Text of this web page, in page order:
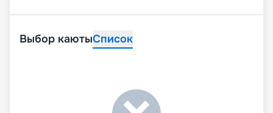
Выбор каютыСписок